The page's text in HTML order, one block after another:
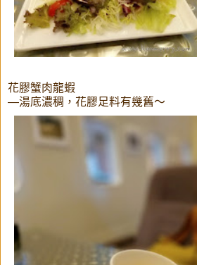
花膠蟹肉龍蝦
—湯底濃稠，花膠足料有幾舊～